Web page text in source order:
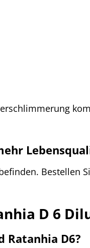
Bestellen
D 6
Ratanhia D6?